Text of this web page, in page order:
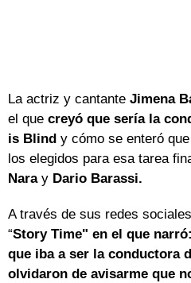
La actriz y cantante Jimena
el que creyó que sería la
is Blind y cómo se enteró
los elegidos para esa tarea
Naray Dario Barassi.
A través de sus redes
“Story Time" en el que
que iba a ser la conductora
olvidaron de avisarme que